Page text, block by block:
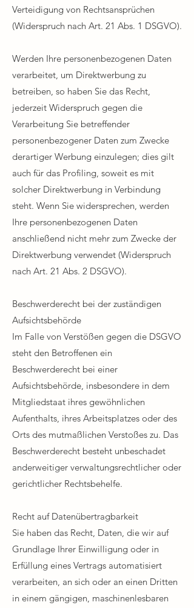
Verteidigung von Rechtsansprüchen
(Widerspruch nach Art. 21 Abs. 1 DSGVO).​
Werden Ihre personenbezogenen Daten
verarbeitet, um Direktwerbung zu
betreiben, so haben Sie das Recht,
jederzeit Widerspruch gegen die
Verarbeitung Sie betreffender
personenbezogener Daten zum Zwecke
derartiger Werbung einzulegen; dies gilt
auch für das Profiling, soweit es mit
solcher Direktwerbung in Verbindung
steht. Wenn Sie widersprechen, werden
Ihre personenbezogenen Daten
anschließend nicht mehr zum Zwecke der
Direktwerbung verwendet (Widerspruch
nach Art. 21 Abs. 2 DSGVO).​
Beschwerderecht bei der zuständigen
Aufsichtsbehörde​
Im Falle von Verstößen gegen die DSGVO
steht den Betroffenen ein
Beschwerderecht bei einer
Aufsichtsbehörde, insbesondere in dem
Mitgliedstaat ihres gewöhnlichen
Aufenthalts, ihres Arbeitsplatzes oder des
Orts des mutmaßlichen Verstoßes zu. Das
Beschwerderecht besteht unbeschadet
anderweitiger verwaltungsrechtlicher oder
gerichtlicher Rechtsbehelfe.
Recht auf Datenübertragbarkeit​
Sie haben das Recht, Daten, die wir auf
Grundlage Ihrer Einwilligung oder in
Erfüllung eines Vertrags automatisiert
verarbeiten, an sich oder an einen Dritten
in einem gängigen, maschinenlesbaren